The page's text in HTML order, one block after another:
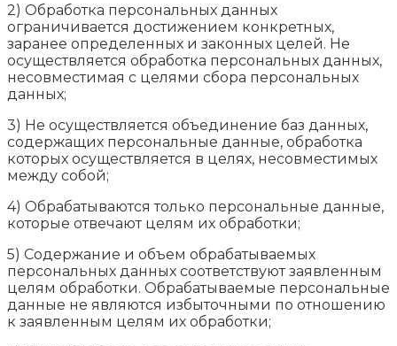
2) Обработка персональных данных
ограничивается достижением конкретных,
заранее определенных и законных целей. Не
осуществляется обработка персональных данных,
несовместимая с целями сбора персональных
данных;
3) Не осуществляется объединение баз данных,
содержащих персональные данные, обработка
которых осуществляется в целях, несовместимых
между собой;
4) Обрабатываются только персональные данные,
которые отвечают целям их обработки;
5) Содержание и объем обрабатываемых
персональных данных соответствуют заявленным
целям обработки. Обрабатываемые персональные
данные не являются избыточными по отношению
к заявленным целям их обработки;